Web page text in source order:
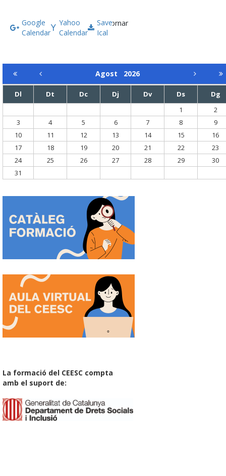
Google
Calendar
Yahoo
Calendar
Save
Ical
Tornar
Agost 2026
Dl Dt Dc Dj Dv Ds
Dg
1
2
3
4 5 6 7 8
9
10
11 12 13 14 15
16
17
18 19 20 21 22
23
24
25 26 27 28 29
30
31
La formació del CEESC compta
amb el suport de: